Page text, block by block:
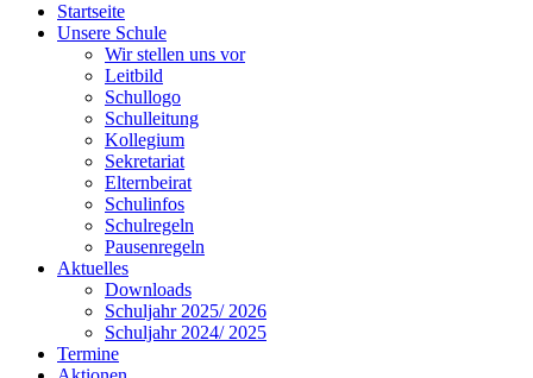
Startseite
Unsere Schule
Wir stellen uns vor
Leitbild
Schullogo
Schulleitung
Kollegium
Sekretariat
Elternbeirat
Schulinfos
Schulregeln
Pausenregeln
Aktuelles
Downloads
Schuljahr 2025/ 2026
Schuljahr 2024/ 2025
Termine